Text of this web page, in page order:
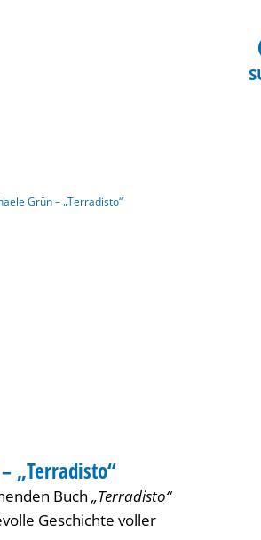
Grün – „Terradisto“
„Terradisto“
Buch „Terradisto“
Geschichte voller